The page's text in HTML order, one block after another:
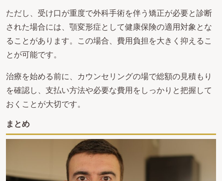
ただし、受け口が重度で外科手術を伴う矯正が必要と診断
された場合には、顎変形症として健康保険の適用対象とな
ることがあります。この場合、費用負担を大きく抑えるこ
とが可能です。
治療を始める前に、カウンセリングの場で総額の見積もり
を確認し、支払い方法や必要な費用をしっかりと把握して
おくことが大切です。
まとめ